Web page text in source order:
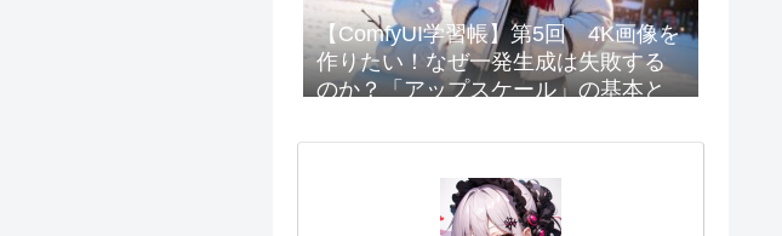
【ComfyUI学習帳】第5回 4K画像を
作りたい！なぜ一発生成は失敗する
のか？「アップスケール」の基本と